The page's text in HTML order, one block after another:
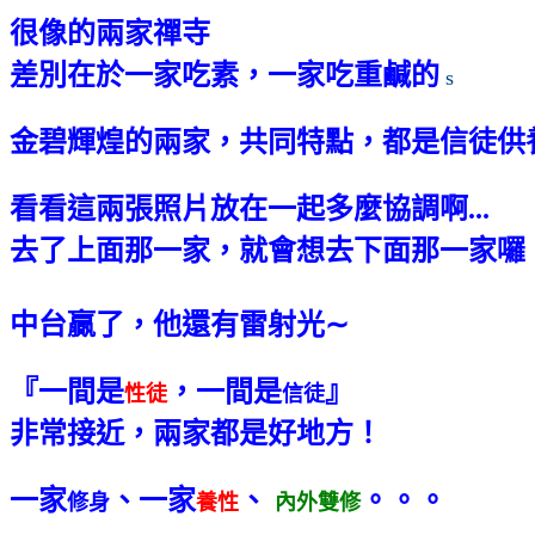
很像的兩家禪寺
差別在於一家吃素，一家吃重鹹的 s
金碧輝煌的兩家，共同特點，都是信徒供
看看這兩張照片放在一起多麼協調啊...
去了上面那一家，就會想去下面那一家囉
中台贏了，他還有雷射光∼
『一間是性徒 ，一間是信徒』
非常接近，兩家都是好地方！
一家修身 、一家養性 、 內外雙修。。。